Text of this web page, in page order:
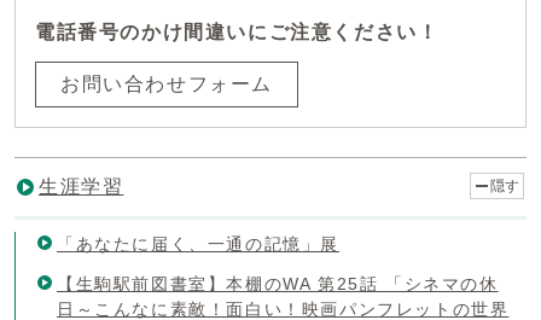
電話番号のかけ間違いにご注意ください！
お問い合わせフォーム
生涯学習 隠す
「あなたに届く、一通の記憶」展
【生駒駅前図書室】本棚のWA 第25話 「シネマの休
日～こんなに素敵！面白い！映画パンフレットの世界